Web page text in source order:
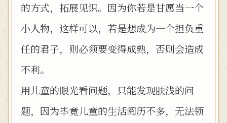
的方式，拓展见识。因为你若是甘愿当一个
小人物，这样可以，若是想成为一个担负重
任的君子，则必须要变得成熟，否则会造成
不利。
用儿童的眼光看问题，只能发现肤浅的问
题，因为毕竟儿童的生活阅历不多，无法领